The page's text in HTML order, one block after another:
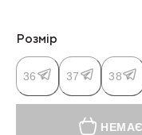
Розмір
36 37 38